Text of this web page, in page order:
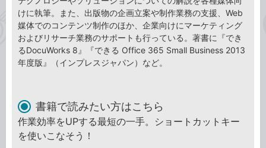
けに執筆。また、出版物の企画立案や制作業務の支援、Web
媒体でのコンテンツ制作のほか、企業向けにマーケティング
およびリサーチ業務のサポートも行っている。著書に『でき
るDocuWorks 8』『できる Office 365 Small Business 2013
年度版』（インプレスジャパン）など。
書籍で読みたい方はこちら
作業効率をUPする最短の一手。ショートカットキー
を使いこなそう！